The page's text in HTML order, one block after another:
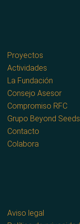
Proyectos
Actividades
La Fundación
Consejo Asesor
Compromiso RFC
Grupo Beyond Seeds
Contacto
Colabora
Aviso legal